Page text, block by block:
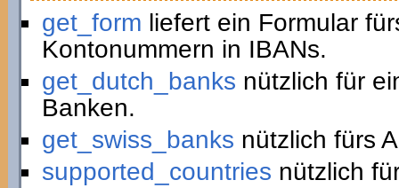
get_form liefert ein Formular
Kontonummern in IBANs.
get_dutch_banks nützlich für
Banken.
get_swiss_banks nützlich fürs
supported_countries nützlich